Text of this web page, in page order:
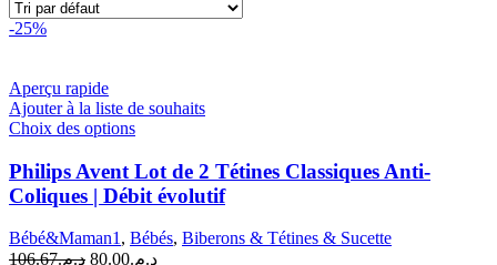
-25%
Aperçu rapide
Ajouter à la liste de souhaits
Choix des optionsCe
a
plusieurs
variations.
Les
options
Philips Avent Lot de 2 Tétines Classiques Anti-
Coliques | Débit évolutif
Bébé&Maman1 , Bébés, Biberons & Tétines & Sucette
د.م.106.67
Le
د.م.80.00
Le